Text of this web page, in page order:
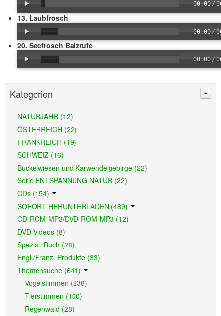
00:00 /
13. Laubfrosch
00:00 /
20. Seefrosch Balzrufe
00:00 /
Kategorien
NATURJAHR (12)
ÖSTERREICH (22)
FRANKREICH (19)
SCHWEIZ (16)
Buckelwiesen und Karwendelgebirge (22)
Serie ENTSPANNUNG NATUR (22)
CDs (154)
SOFORT HERUNTERLADEN (489)
CD-ROM-MP3/DVD-ROM-MP3 (12)
DVD-Videos (8)
Spezial, Buch (28)
Engl./Franz. Produkte (33)
Themensuche (641)
Vogelstimmen (238)
Tierstimmen (100)
Regenwald (28)